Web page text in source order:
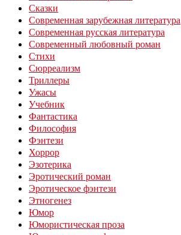
Сказки
Современная зарубежная литература
Современная русская литература
Современный любовный роман
Стихи
Сюрреализм
Триллеры
Ужасы
Учебник
Фантастика
Философия
Фэнтези
Хоррор
Эзотерика
Эротический роман
Эротическое фэнтези
Этногенез
Юмор
Юмористическая проза